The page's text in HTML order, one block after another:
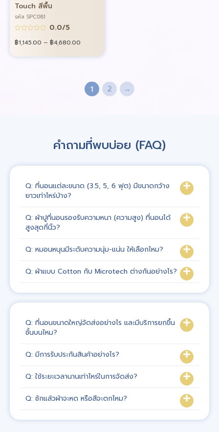
Touch สีพื้น
รหัส SPC081
0.0/5
฿1,145.00 – ฿4,680.00
1 2 →
คำถามที่พบบ่อย (FAQ)
Q: ที่นอนแต่ละขนาด (3.5, 5, 6 ฟุต) มีขนาดกว้าง
ยาวเท่าไหร่บ้าง?
Q: ผ้าปูที่นอนรองรับความหนา (ความสูง) ที่นอนได้
สูงสุดกี่นิ้ว?
Q: หมอนหนุนมีระดับความนุ่ม-แน่น ให้เลือกไหม?
Q: ผ้าแบบ Cotton กับ Microtech ต่างกันอย่างไร?
Q: ที่นอนขนาดใหญ่จัดส่งอย่างไร และมีบริการยกขึ้น
ชั้นบนไหม?
Q: มีการรับประกันสินค้าอย่างไร?
Q: ใช้ระยะเวลานานเท่าไหร่ในการจัดส่ง?
Q: ซักแล้วผ้าจะหด หรือสีจะตกไหม?